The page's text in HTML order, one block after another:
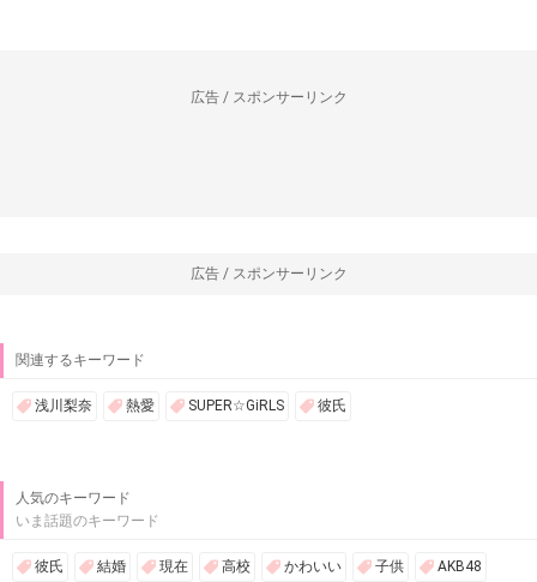
広告 / スポンサーリンク
広告 / スポンサーリンク
関連するキーワード
浅川梨奈 熱愛 SUPER☆GiRLS 彼氏
人気のキーワード
いま話題のキーワード
彼氏 結婚 現在 高校 かわいい 子供 AKB48